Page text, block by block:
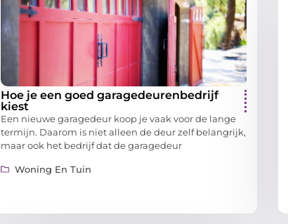
Hoe je een goed garagedeurenbedrijf
kiest
Een nieuwe garagedeur koop je vaak voor de lange
termijn. Daarom is niet alleen de deur zelf belangrijk,
maar ook het bedrijf dat de garagedeur
Woning En Tuin